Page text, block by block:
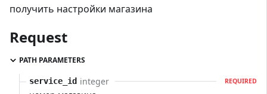
получить настройки магазина
Request
PATH PARAMETERS
service_id integer REQUIRED